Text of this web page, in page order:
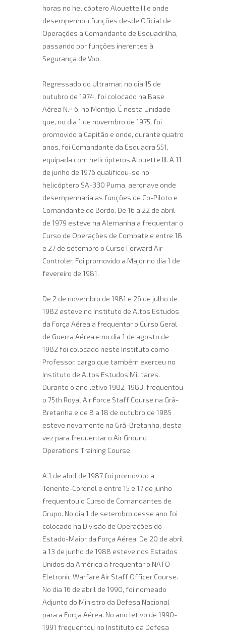
horas no helicóptero Alouette III e onde
desempenhou funções desde Oficial de
Operações a Comandante de Esquadrilha,
passando por funções inerentes à
Segurança de Voo.
Regressado do Ultramar, no dia 15 de
outubro de 1974, foi colocado na Base
Aérea N.º 6, no Montijo. É nesta Unidade
que, no dia 1 de novembro de 1975, foi
promovido a Capitão e onde, durante quatro
anos, foi Comandante da Esquadra 551,
equipada com helicópteros Alouette III. A 11
de junho de 1976 qualificou-se no
helicóptero SA-330 Puma, aeronave onde
desempenharia as funções de Co-Piloto e
Comandante de Bordo. De 16 a 22 de abril
de 1979 esteve na Alemanha a frequentar o
Curso de Operações de Combate e entre 18
e 27 de setembro o Curso Forward Air
Controler. Foi promovido a Major no dia 1 de
fevereiro de 1981.
De 2 de novembro de 1981 e 26 de julho de
1982 esteve no Instituto de Altos Estudos
da Força Aérea a frequentar o Curso Geral
de Guerra Aérea e no dia 1 de agosto de
1982 foi colocado neste Instituto como
Professor, cargo que também exerceu no
Instituto de Altos Estudos Militares.
Durante o ano letivo 1982-1983, frequentou
o 75th Royal Air Force Staff Course na Grã-
Bretanha e de 8 a 18 de outubro de 1985
esteve novamente na Grã-Bretanha, desta
vez para frequentar o Air Ground
Operations Training Course.
A 1 de abril de 1987 foi promovido a
Tenente-Coronel e entre 15 e 17 de junho
frequentou o Curso de Comandantes de
Grupo. No dia 1 de setembro desse ano foi
colocado na Divisão de Operações do
Estado-Maior da Força Aérea. De 20 de abril
a 13 de junho de 1988 esteve nos Estados
Unidos da América a frequentar o NATO
Eletronic Warfare Air Staff Officer Course.
No dia 16 de abril de 1990, foi nomeado
Adjunto do Ministro da Defesa Nacional
para a Força Aérea. No ano letivo de 1990-
1991 frequentou no Instituto da Defesa